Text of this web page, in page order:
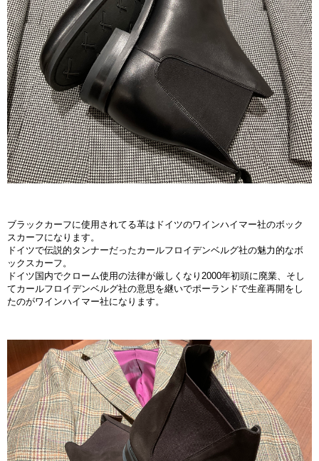
ブラックカーフに使用されてる革はドイツのワインハイマー社のボック
スカーフになります。
ドイツで伝説的タンナーだったカールフロイデンベルグ社の魅力的なボ
ックスカーフ。
ドイツ国内でクローム使用の法律が厳しくなり2000年初頭に廃業、そし
てカールフロイデンベルグ社の意思を継いでポーランドで生産再開をし
たのがワインハイマー社になります。